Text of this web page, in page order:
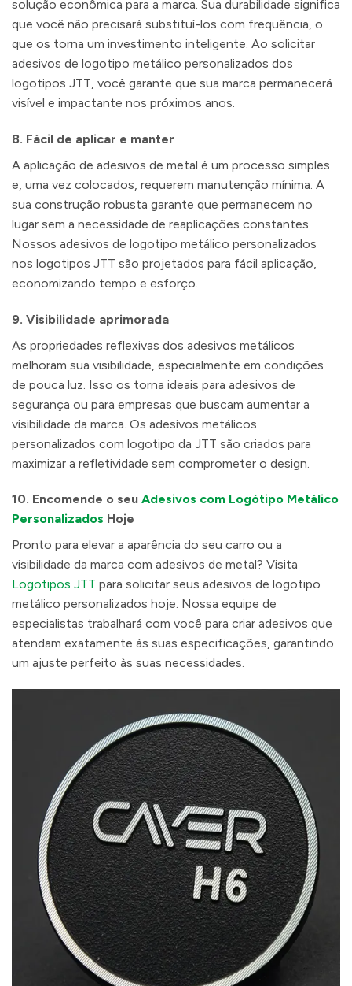
solução econômica para a marca. Sua durabilidade significa
que você não precisará substituí-los com frequência, o
que os torna um investimento inteligente. Ao solicitar
adesivos de logotipo metálico personalizados dos
logotipos JTT, você garante que sua marca permanecerá
visível e impactante nos próximos anos.
8. Fácil de aplicar e manter
A aplicação de adesivos de metal é um processo simples
e, uma vez colocados, requerem manutenção mínima. A
sua construção robusta garante que permanecem no
lugar sem a necessidade de reaplicações constantes.
Nossos adesivos de logotipo metálico personalizados
nos logotipos JTT são projetados para fácil aplicação,
economizando tempo e esforço.
9. Visibilidade aprimorada
As propriedades reflexivas dos adesivos metálicos
melhoram sua visibilidade, especialmente em condições
de pouca luz. Isso os torna ideais para adesivos de
segurança ou para empresas que buscam aumentar a
visibilidade da marca. Os adesivos metálicos
personalizados com logotipo da JTT são criados para
maximizar a refletividade sem comprometer o design.
10. Encomende o seu Adesivos com Logótipo Metálico
Personalizados Hoje
Pronto para elevar a aparência do seu carro ou a
visibilidade da marca com adesivos de metal? Visita
Logotipos JTT para solicitar seus adesivos de logotipo
metálico personalizados hoje. Nossa equipe de
especialistas trabalhará com você para criar adesivos que
atendam exatamente às suas especificações, garantindo
um ajuste perfeito às suas necessidades.